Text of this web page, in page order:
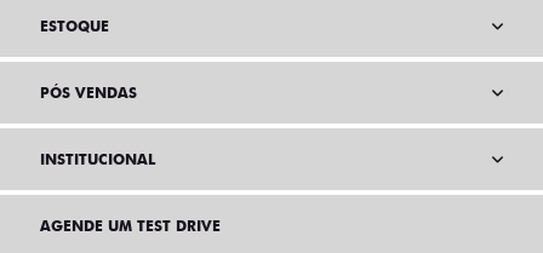
ESTOQUE
PÓS VENDAS
INSTITUCIONAL
AGENDE UM TEST DRIVE